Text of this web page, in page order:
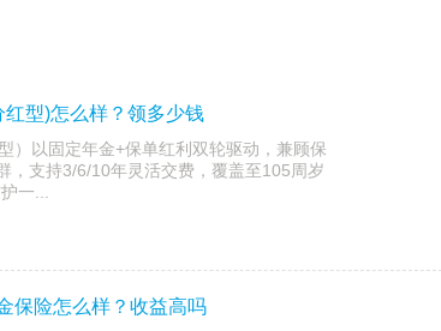
型)怎么样？领多少钱
）以固定年金+保单红利双轮驱动，兼顾保
，支持3/6/10年灵活交费，覆盖至105周岁
一...
保险怎么样？收益高吗